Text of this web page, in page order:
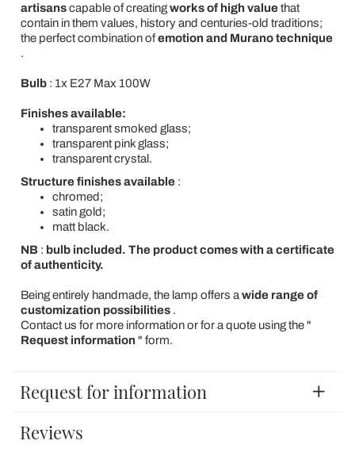
artisanscapable of creatingworks of high valuethat
contain in them values, history and centuries-old traditions;
the perfect combination ofemotion and Murano technique
.
Bulb: 1x E27 Max 100W
Finishes available:
transparent smoked glass;
transparent pink glass;
transparent crystal.
Structure finishes available:
chromed;
satin gold;
matt black.
NB: bulb included. The product comes with a certificate
of authenticity.
Being entirely handmade, the lamp offers a wide range of
customization possibilities.
Contact us for more information or for a quote using the "
Request information " form.
Request for information
Reviews